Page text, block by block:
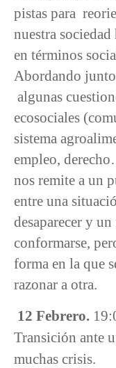
pistas para
nuestra
en términos
Abordando
algunas
ecosociales
sistema
empleo,
nos remite a un
entre una
desaparecer y
conformarse,
forma en la que
razonar a otra.
12 Febrero.
Transición ante
muchas crisis.